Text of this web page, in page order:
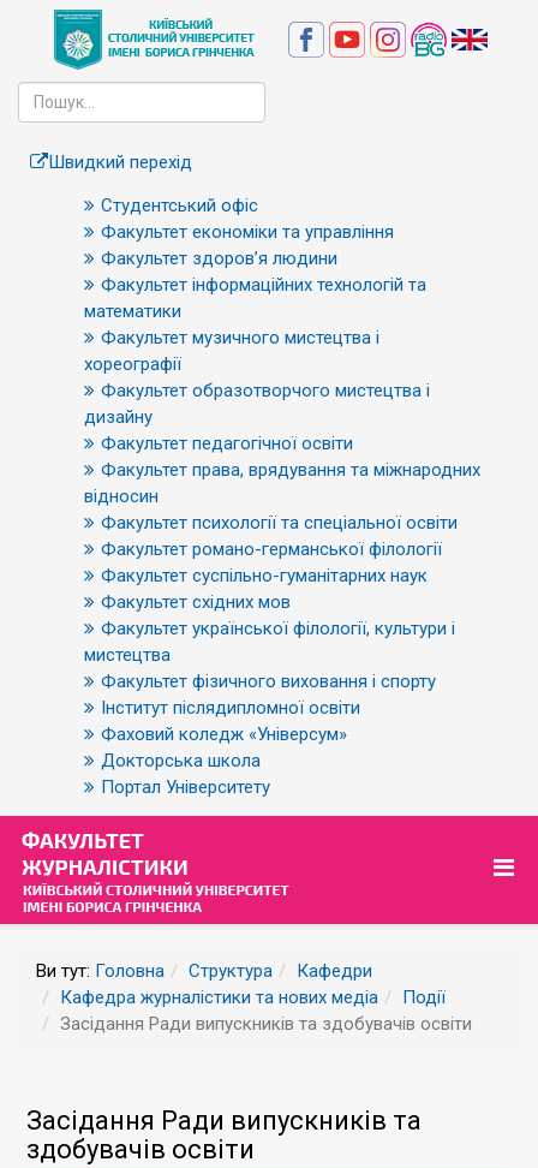
Швидкий перехід
Студентський офіс
Факультет економіки та управління
Факультет здоров’я людини
Факультет інформаційних технологій та
математики
Факультет музичного мистецтва і
хореографії
Факультет образотворчого мистецтва і
дизайну
Факультет педагогічної освіти
Факультет права, врядування та міжнародних
відносин
Факультет психології та спеціальної освіти
Факультет романо-германської філології
Факультет суспільно-гуманітарних наук
Факультет східних мов
Факультет української філології, культури і
мистецтва
Факультет фізичного виховання і спорту
Інститут післядипломної освіти
Фаховий коледж «Універсум»
Докторська школа
Портал Університету
Ви тут: Головна Структура
Кафедри
Кафедра журналістики та нових медіа
Події
Засідання Ради випускників та здобувачів освіти
Засідання Ради випускників та
здобувачів освіти